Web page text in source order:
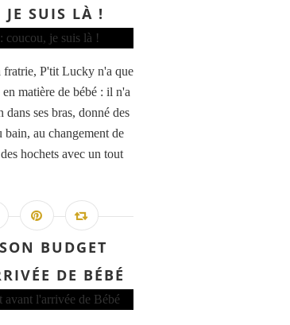
JE SUIS LÀ !
fratrie, P'tit Lucky n'a que
matière de bébé : il n'a
dans ses bras, donné des
au changement de
hochets avec un tout
BUDGET
DE BÉBÉ